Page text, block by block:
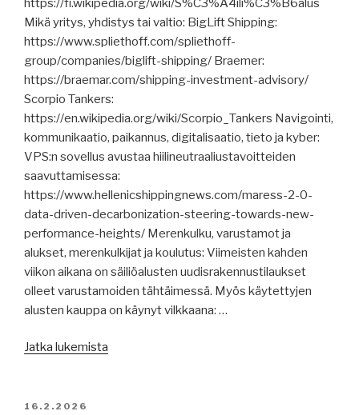
humanoidirobotit
apuun,
Aurora
Botnia,
raportteja,
Kiina-
BRICS-
USA,
PPR13,
väärän
lipun
alla,
Venäjän
öljyn
kuljetukset,
Kiina
https://fi.wikipedia.org/wiki/S%C3%A4ili%C3%B6alus
Mikä yritys, yhdistys tai valtio: BigLift Shipping:
https://www.spliethoff.com/spliethoff-
group/companies/biglift-shipping/ Braemer:
https://braemar.com/shipping-investment-advisory/
Scorpio Tankers:
https://en.wikipedia.org/wiki/Scorpio_Tankers Navigointi,
kommunikaatio, paikannus, digitalisaatio, tieto ja kyber:
VPS:n sovellus avustaa hiilineutraaliustavoitteiden
saavuttamisessa:
https://www.hellenicshippingnews.com/maress-2-0-
data-driven-decarbonization-steering-towards-new-
performance-heights/ Merenkulku, varustamot ja
alukset, merenkulkijat ja koulutus: Viimeisten kahden
viikon aikana on säiliöalusten uudisrakennustilaukset
olleet varustamoiden tähtäimessä. Myös käytettyjen
alusten kauppa on käynyt vilkkaana: …
Jatka lukemista
JULKAISTU
16.2.2026